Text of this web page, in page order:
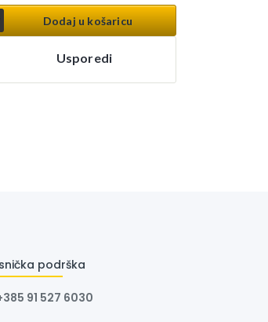
Dodaj u košaricu
Usporedi
podrška
91 527 6030